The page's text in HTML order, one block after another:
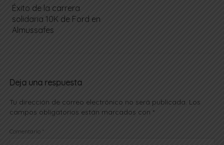
Éxito de la carrera
solidaria 10K de Ford en
Almussafes
Deja una respuesta
Tu dirección de correo electrónico no será publicada. Los
campos obligatorios están marcados con *
Comentario